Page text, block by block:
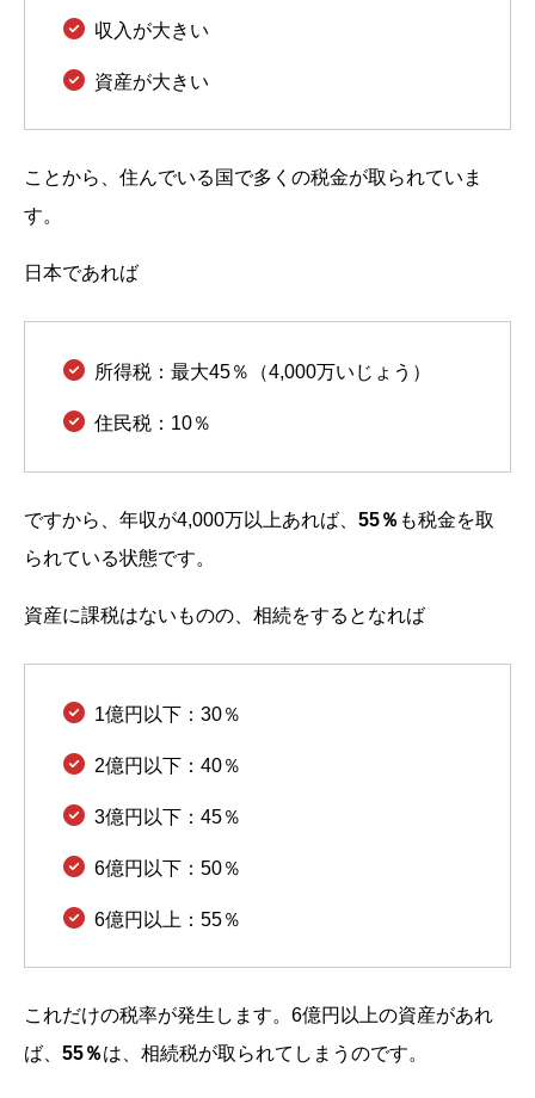
収入が大きい
資産が大きい
ことから、住んでいる国で多くの税金が取られていま
す。
日本であれば
所得税：最大45％（4,000万いじょう）
住民税：10％
ですから、年収が4,000万以上あれば、 55％ も税金を取
られている状態です。
資産に課税はないものの、相続をするとなれば
1億円以下：30％
2億円以下：40％
3億円以下：45％
6億円以下：50％
6億円以上：55％
これだけの税率が発生します。6億円以上の資産があれ
ば、 55％は、相続税が取られてしまうのです。